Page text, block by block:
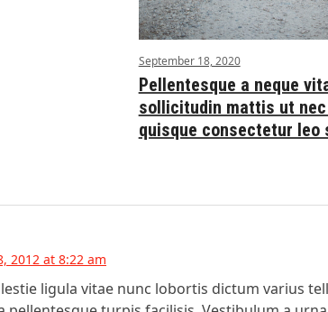
September 18, 2020
Pellentesque a neque
sollicitudin mattis ut
quisque consectetur leo
2012 at 8:22 am
ligula vitae nunc lobortis dictum varius